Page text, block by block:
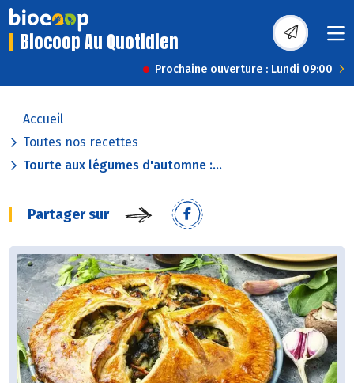
Biocoop Au Quotidien
Prochaine ouverture : Lundi 09:00
Accueil
Toutes nos recettes
Tourte aux légumes d'automne :...
Partager sur